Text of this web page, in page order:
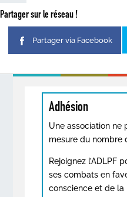
Partager sur le réseau !
Partager via Facebook
Adhésion
Une association ne
mesure du nombre
Rejoignez l’ADLPF
ses combats en
conscience et de la